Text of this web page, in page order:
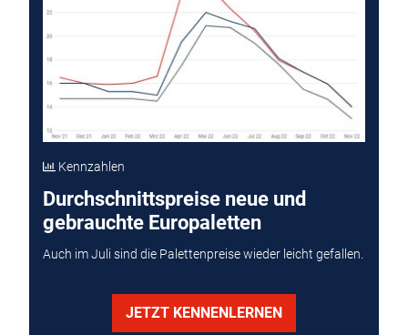
Kennzahlen
Durchschnittspreise neue und
gebrauchte Europaletten
Auch im Juli sind die Palettenpreise wieder leicht gefallen.
JETZT KENNENLERNEN